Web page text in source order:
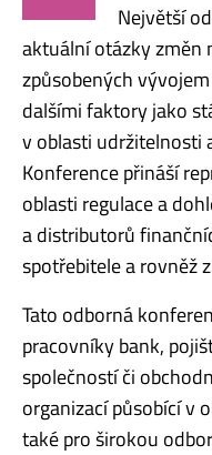
Největší
aktuální otázky změn
způsobených
dalšími faktory jako
v oblasti udržitelnosti
Konference přináší
oblasti regulace a
a distributorů
spotřebitele a rovněž
Tato odborná
pracovníky bank,
společností či
organizací působící v
také pro širokou